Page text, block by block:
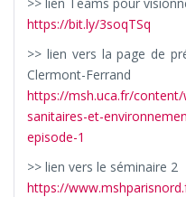
https://bit.ly/3soqTSq
>> lien vers la page de
Clermont-Ferrand
https://msh.uca.fr/
sanitaires-et-
episode-1
>> lien vers le séminaire 2
https://